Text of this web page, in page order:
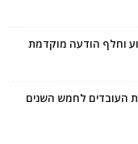
וחלף הודעה מוקדמת
העובדים לחמש השנים